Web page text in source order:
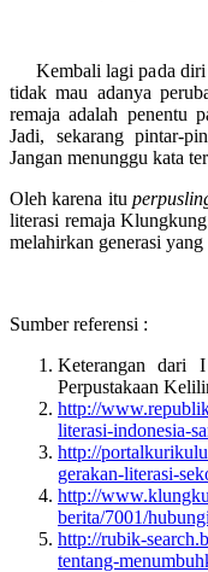
Kembali lagi pada diri
tidak mau adanya
remaja adalah penentu
Jadi, sekarang pintar-
Jangan menunggu kata
Oleh karena itu
literasi remaja
melahirkan generasi yang
Sumber referensi :
Keterangan dari
Perpustakaan
http://
literasi-indonesia-
http://
gerakan-literasi-
http://
berita/7001/
http://rubik-
tentang-